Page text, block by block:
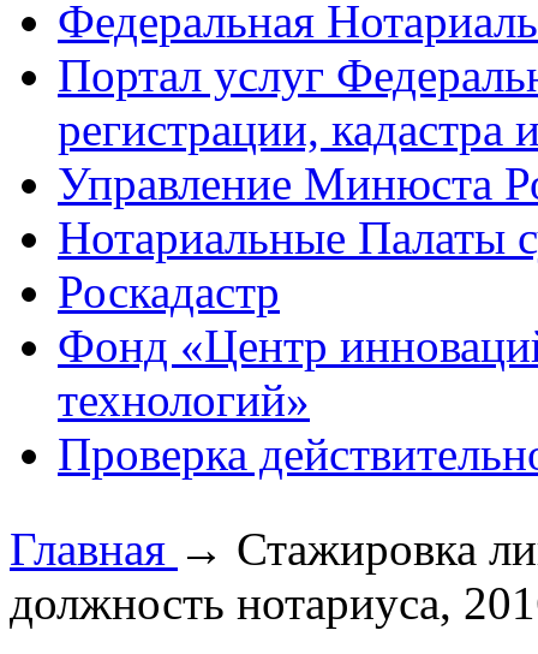
Федеральная
Портал услуг
регистрации, кадастра
Управление Минюста
Нотариальные Палаты
Роскадастр
Фонд «Центр
технологий»
Проверка
Главная → Стажировка
должность нотариуса,